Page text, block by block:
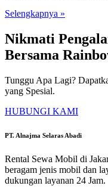
Selengkapnya »
Nikmati
Bersama
Tunggu Apa Lagi?
yang Spesial.
HUBUNGI KAMI
PT. Alnajma Selaras Abadi
Rental Sewa Mobil di
beragam jenis mobil dan
dukungan layanan 24 Jam.